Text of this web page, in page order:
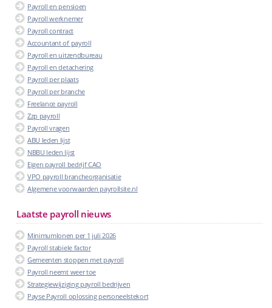
Payroll en pensioen
Payroll werknemer
Payroll contract
Accountant of payroll
Payroll en uitzendbureau
Payroll en detachering
Payroll per plaats
Payroll per branche
Freelance payroll
Zzp payroll
Payroll vragen
ABU leden lijst
NBBU leden lijst
Eigen payroll bedrijf CAO
VPO payroll brancheorganisatie
Algemene voorwaarden payrollsite.nl
Laatste payroll nieuws
Minimumlonen per 1 juli 2026
Payroll stabiele factor
Gemeenten stoppen met payroll
Payroll neemt weer toe
Strategiewijziging payroll bedrijven
Payse Payroll oplossing personeelstekort